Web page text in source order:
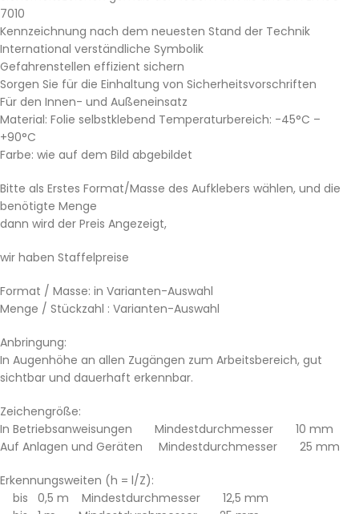
7010
Kennzeichnung nach dem neuesten Stand der Technik
International verständliche Symbolik
Gefahrenstellen effizient sichern
Sorgen Sie für die Einhaltung von Sicherheitsvorschriften
Für den Innen- und Außeneinsatz
Material: Folie selbstklebend Temperaturbereich: -45°C –
+90°C
Farbe: wie auf dem Bild abgebildet
Bitte als Erstes Format/Masse des Aufklebers wählen, und die
benötigte Menge
dann wird der Preis Angezeigt,
wir haben Staffelpreise
Format / Masse: in Varianten-Auswahl
Menge / Stückzahl : Varianten-Auswahl
Anbringung:
In Augenhöhe an allen Zugängen zum Arbeitsbereich, gut
sichtbar und dauerhaft erkennbar.
Zeichengröße:
In Betriebsanweisungen Mindestdurchmesser 10 mm
Auf Anlagen und Geräten Mindestdurchmesser 25 mm
Erkennungsweiten (h = l/Z):
bis 0,5 m Mindestdurchmesser 12,5 mm